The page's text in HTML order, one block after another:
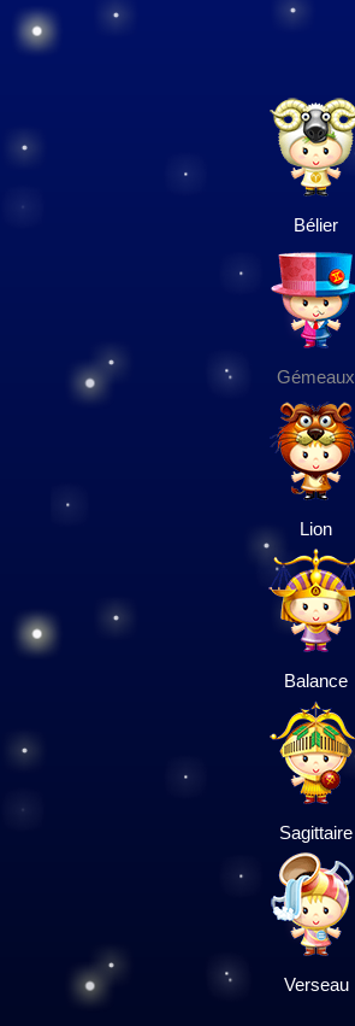
Bélier
Gémeaux
Lion
Balance
Sagittaire
Verseau